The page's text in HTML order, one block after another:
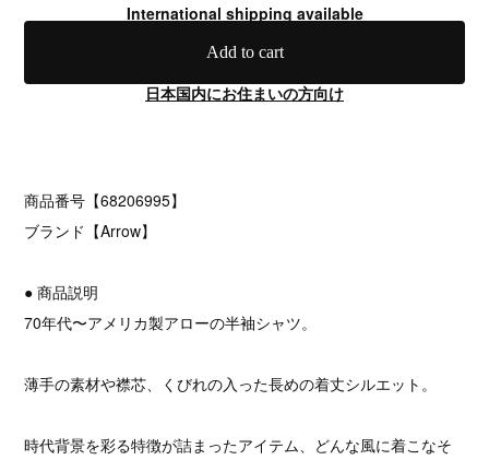
International shipping available
Add to cart
日本国内にお住まいの方向け
商品番号【68206995】
ブランド【Arrow】
● 商品説明
70年代〜アメリカ製アローの半袖シャツ。
薄手の素材や襟芯、くびれの入った長めの着丈シルエット。
時代背景を彩る特徴が詰まったアイテム、どんな風に着こなそ